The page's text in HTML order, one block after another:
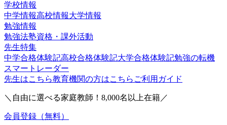
学校情報
中学情報高校情報大学情報
勉強情報
勉強法塾資格・課外活動
先生特集
中学合格体験記高校合格体験記大学合格体験記勉強の転機
スマートレーダー
先生はこちら教育機関の方はこちら ご利用ガイド
＼自由に選べる家庭教師！ 8,000名以上在籍／
会員登録（無料）